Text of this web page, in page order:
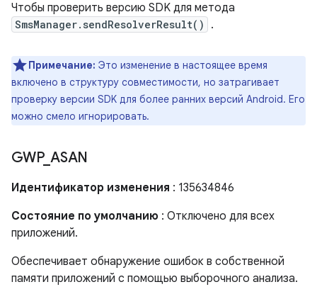
Чтобы проверить версию SDK для метода
SmsManager.sendResolverResult() .
Примечание: Это изменение в настоящее время
включено в структуру совместимости, но затрагивает
проверку версии SDK для более ранних версий Android. Его
можно смело игнорировать.
GWP_ ASAN
Идентификатор изменения : 135634846
Состояние по умолчанию : Отключено для всех
приложений.
Обеспечивает обнаружение ошибок в собственной
памяти приложений с помощью выборочного анализа.